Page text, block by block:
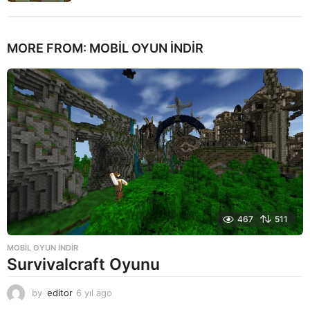
MORE FROM: MOBIL OYUN INDIR
467 511
MOBIL OYUN INDIR
Survivalcraft Oyunu
by editor 6 yıl ago